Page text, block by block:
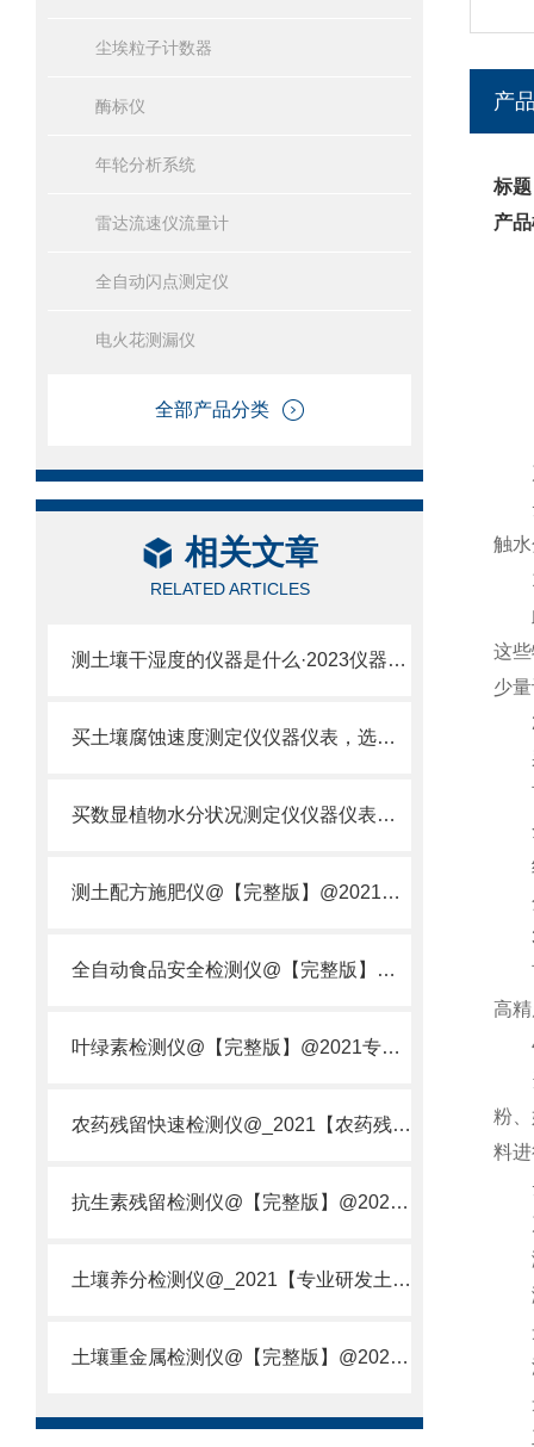
尘埃粒子计数器
酶标仪
年轮分析系统
雷达流速仪流量计
全自动闪点测定仪
电火花测漏仪
全部产品分类
相关文章
RELATED ARTICLES
测土壤干湿度的仪器是什么·2023仪器仪表·云唐土壤干湿度检测仪器设备
买土壤腐蚀速度测定仪仪器仪表，选【云唐新款】土壤腐蚀速度测定仪
买数显植物水分状况测定仪仪器仪表，就来山东云唐精品货源
测土配方施肥仪@【完整版】@2021专业测土配方施肥仪器仪表
全自动食品安全检测仪@【完整版】@2021专业全自动食品检测仪器仪表
叶绿素检测仪@【完整版】@2021专业叶绿素检测仪器仪表
农药残留快速检测仪@_2021【农药残留检测仪器仪表DE原理】
抗生素残留检测仪@【完整版】@2021专业抗生素残留检测仪器仪表
土壤养分检测仪@_2021【专业研发土壤养分快速检测仪器仪表厂】
土壤重金属检测仪@【完整版】@2021专业土壤重金属快速检测仪器仪表
产
标
产
产
触
1.
此
这
少
2.
采
可
全
结
分
3.
可
高
4.
适
粉
料
产
测
测
光
滤
光
工